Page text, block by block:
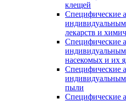
клещей
Специфические
лекарств и
Специфические
насекомых и их
Специфические
пыли
Специфические